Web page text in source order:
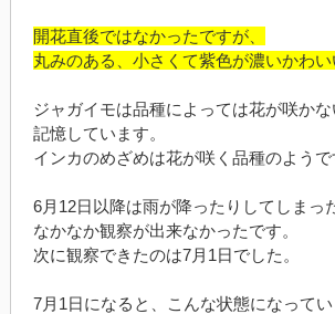
開花直後ではなかったですが、
丸みのある、小さくて紫色が濃いかわい
ジャガイモは品種によっては花が咲か
記憶しています。
インカのめざめは花が咲く品種のようで
6月12日以降は雨が降ったりしてしまっ
なかなか観察が出来なかったです。
次に観察できたのは7月1日でした。
7月1日になると、こんな状態になってい